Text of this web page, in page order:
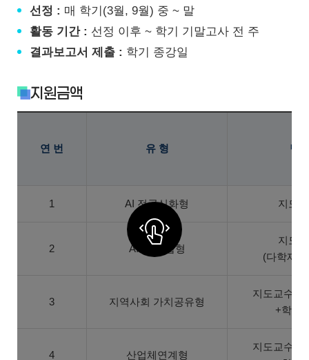
선정 : 매 학기(3월, 9월) 중 ~ 말
활동 기간 : 선정 이후 ~ 학기 기말고사 전 주
결과보고서 제출 : 학기 종강일
지원금액
연 번 유 형 팀
1 AI 전공심화형 지도
2 AI+X 융합형
지도
(다학제
3 지역사회 가치공유형
지도교수+
+학부
4 산업체연계형
지도교수+